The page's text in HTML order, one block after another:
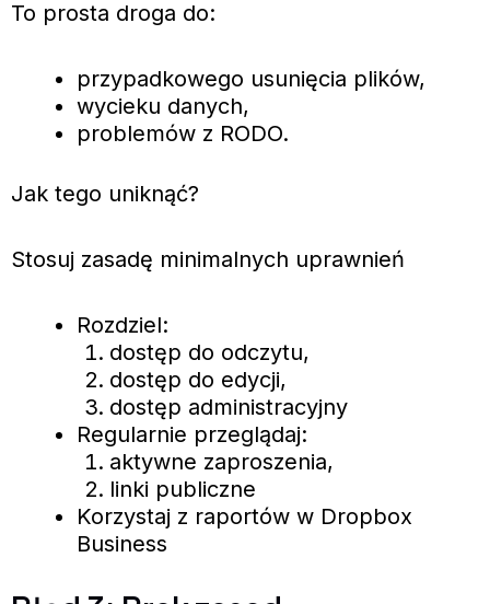
To prosta droga do:
przypadkowego usunięcia plików,
wycieku danych,
problemów z RODO.
Jak tego uniknąć?
Stosuj zasadę minimalnych uprawnień
Rozdziel:
dostęp do odczytu,
dostęp do edycji,
dostęp administracyjny
Regularnie przeglądaj:
aktywne zaproszenia,
linki publiczne
Korzystaj z raportów w Dropbox
Business